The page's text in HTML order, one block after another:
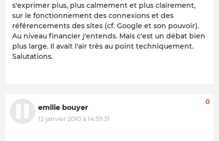
s'exprimer plus, plus calmement et plus clairement,
sur le fonctionnement des connexions et des
référencements des sites (cf. Google et son pouvoir).
Au niveau financier j'entends. Mais c'est un débat bien
plus large. Il avait l'air très au point techniquement.
Salutations.
emilie bouyer
12 janvier 2010 à 14:59:31
0